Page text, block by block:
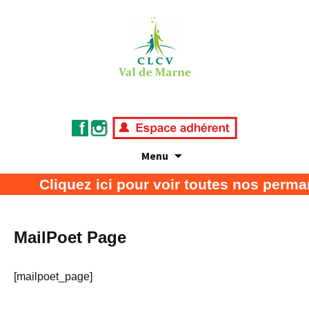
Menu
CLCV Val de Marne
Association de défense des consommateurs
Cliquez ici pour voir toutes nos
MailPoet Page
[mailpoet_page]